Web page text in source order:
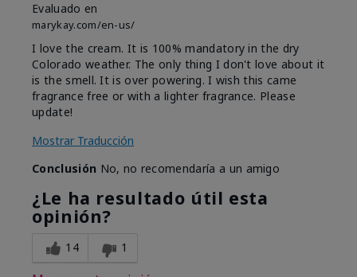
Evaluado en
marykay.com/en-us/
I love the cream. It is 100% mandatory in the dry
Colorado weather. The only thing I don't love about it
is the smell. It is over powering. I wish this came
fragrance free or with a lighter fragrance. Please
update!
Mostrar Traducción
Conclusión No, no recomendaría a un amigo
¿Le ha resultado útil esta
opinión?
14 1